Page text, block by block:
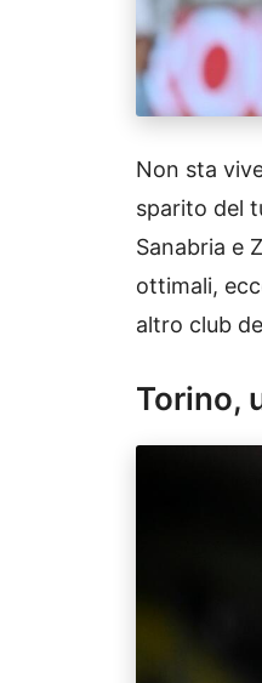
Non sta
sparito del
Sanabria e
ottimali,
altro club
Torino,